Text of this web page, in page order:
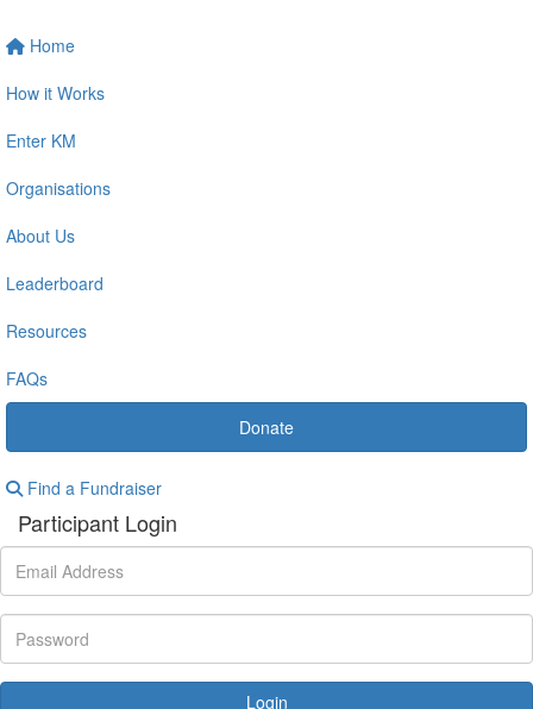
Home
How it Works
Enter KM
Organisations
About Us
Leaderboard
Resources
FAQs
Donate
Find a Fundraiser
Participant Login
Login